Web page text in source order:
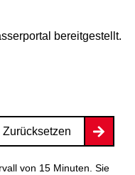
bereitgestellt.
Zurücksetzen
von 15 Minuten. Sie